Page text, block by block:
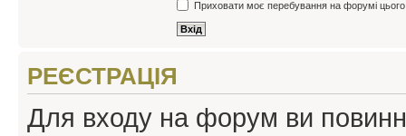
Приховати моє перебування на форумі
РЕЄСТРАЦІЯ
Для входу на форум ви